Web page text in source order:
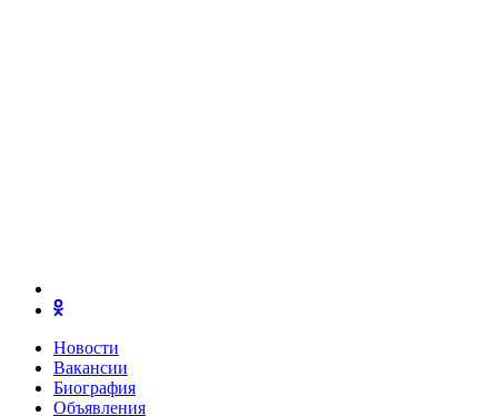
Новости
Вакансии
Биография
Объявления